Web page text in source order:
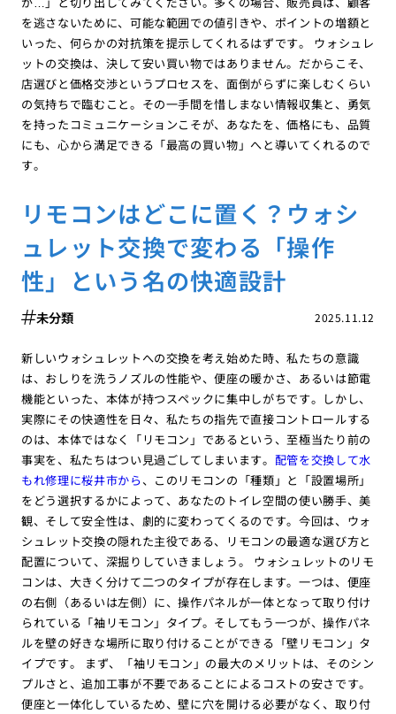
を逃さないために、可能な範囲での値引きや、ポイントの増額と
いった、何らかの対抗策を提示してくれるはずです。 ウォシュレ
ットの交換は、決して安い買い物ではありません。だからこそ、
店選びと価格交渉というプロセスを、面倒がらずに楽しむくらい
の気持ちで臨むこと。その一手間を惜しまない情報収集と、勇気
を持ったコミュニケーションこそが、あなたを、価格にも、品質
にも、心から満足できる「最高の買い物」へと導いてくれるので
す。
リモコンはどこに置く？ウォシ
ュレット交換で変わる「操作
性」という名の快適設計
2025.11.12
未分類
新しいウォシュレットへの交換を考え始めた時、私たちの意識
は、おしりを洗うノズルの性能や、便座の暖かさ、あるいは節電
機能といった、本体が持つスペックに集中しがちです。しかし、
実際にその快適性を日々、私たちの指先で直接コントロールする
のは、本体ではなく「リモコン」であるという、至極当たり前の
事実を、私たちはつい見過ごしてしまいます。 配管を交換して水
もれ修理に桜井市から、このリモコンの「種類」と「設置場所」
をどう選択するかによって、あなたのトイレ空間の使い勝手、美
観、そして安全性は、劇的に変わってくるのです。今回は、ウォ
シュレット交換の隠れた主役である、リモコンの最適な選び方と
配置について、深掘りしていきましょう。 ウォシュレットのリモ
コンは、大きく分けて二つのタイプが存在します。一つは、便座
の右側（あるいは左側）に、操作パネルが一体となって取り付け
られている「袖リモコン」タイプ。そしてもう一つが、操作パネ
ルを壁の好きな場所に取り付けることができる「壁リモコン」タ
イプです。 まず、「袖リモコン」の最大のメリットは、そのシン
プルさと、追加工事が不要であることによるコストの安さです。
便座と一体化しているため、壁に穴を開ける必要がなく、取り付